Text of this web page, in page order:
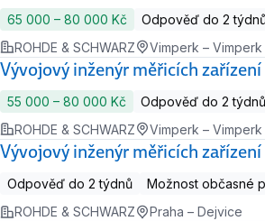
65 000 ‍–‍ 80 000 Kč Odpověď do 2
ROHDE & SCHWARZ
Vimperk – Vimperk
Vývojový inženýr měřicích
55 000 ‍–‍ 80 000 Kč Odpověď do 2 týdnů
ROHDE & SCHWARZ
Vimperk – Vimperk
Vývojový inženýr měřicích
Odpověď do 2 týdnů
Možnost občasné
ROHDE & SCHWARZ
Praha – Dejvice